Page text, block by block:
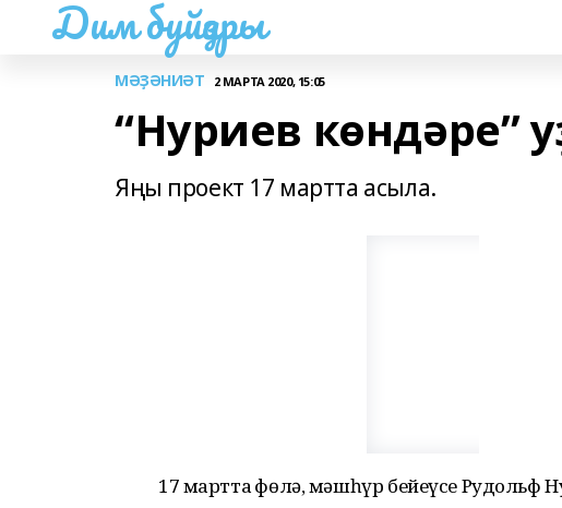
Дим буйҙары
МӘҘӘНИӘТ 2 МАРТА 2020, 15:05
“Нуриев көндәре”
Яңы проект 17 мартта асыла.
17 мартта Өфөлә, мәшһүр бейеүсе Рудольф